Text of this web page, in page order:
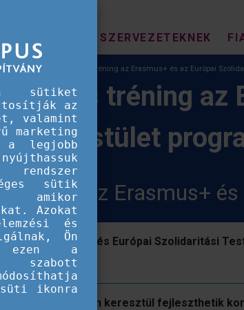
SZERVEZETEKNEK
Kommunikációs tréning az Erasmus+ és az Európai
tréning az
Testület
az Erasmus+
az Erasmus+ és Európai Szolidaritási
eseményre!
én egy teljes napon keresztül fejleszthetik
sütiket
az
valamint
marketing
a legjobb
sütik
amikor
Azokat
és
Ön
ezen a
szabott
ikonra